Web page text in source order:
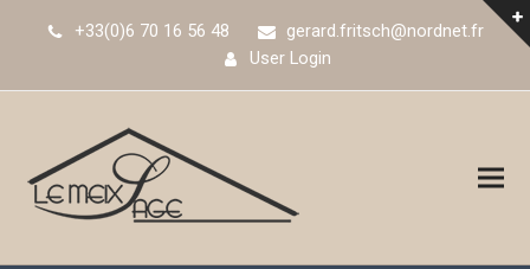
+33(0)6 70 16 56 48
gerard.fritsch@nordnet.fr
User Login